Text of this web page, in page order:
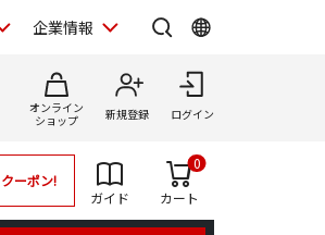
企業情報
オンライン
ショップ
新規登録 ログイン
クーポン!
ガイド
カート
0